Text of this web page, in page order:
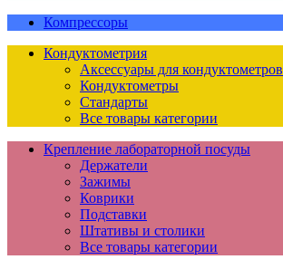
Компрессоры
Кондуктометрия
Аксессуары для кондуктометров
Кондуктометры
Стандарты
Все товары категории
Крепление лабораторной посуды
Держатели
Зажимы
Коврики
Подставки
Штативы и столики
Все товары категории